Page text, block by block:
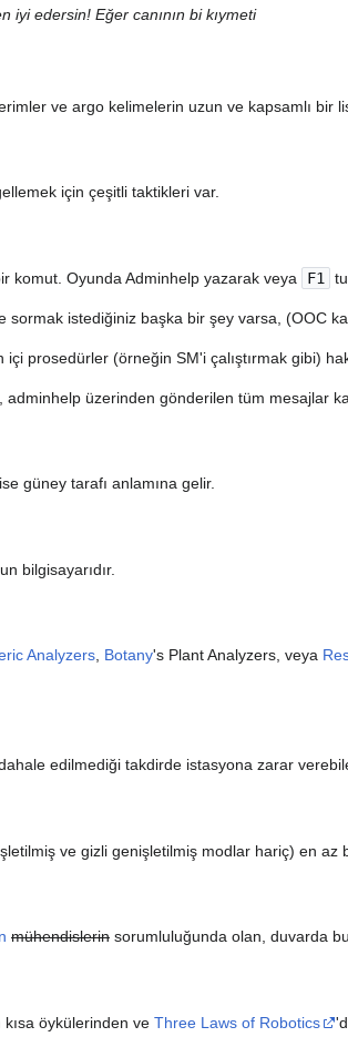
iyi edersin! Eğer canının bi kıymeti
ve argo kelimelerin uzun ve kapsamlı bir
için çeşitli taktikleri var.
komut. Oyunda Adminhelp yazarak veya F1
sormak istediğiniz başka bir şey varsa, (OOC
prosedürler (örneğin SM'i çalıştırmak gibi)
üzerinden gönderilen tüm mesajlar
güney tarafı anlamına gelir.
bilgisayarıdır.
Analyzers Botany's Plant Analyzers, veya
edilmediği takdirde istasyona zarar
ve gizli genişletilmiş modlar hariç) en az
mühendislerin sorumluluğunda olan, duvarda
kısa öykülerinden ve Three Laws of Robotics